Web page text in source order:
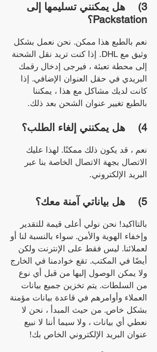
3)
هل يمكنني تسليمها إلى
Packstation؟
نعم بالطبع هذا ممكن. نحن نعمل بشكل
وثيق مع DHL. إذا كنت تريد نقل الشحنة
إلى محطة تعبئة ، فيرجى إدخال رقمك
البريدي في حقل العنوان الإضافي. إذا
كانت لديك مشاكل مع هذا ، يمكننا
بالطبع تغيير عنوان الشحن بعد ذلك.
4) هل يمكنني إلغاء الطلب؟
نعم ، قد يكون ذلك ممكنًا. لهذا عليك
الاتصال بجهة الاتصال الخاصة بنا عبر
البريد الإلكتروني.
5) هل بياناتي آمنة معك؟
بالتااكيد! نحن نولي أعلى قيمة للتقدير
وإخفاء الهوية والأمن. سواء بالنسبة لنا أو
لعملائنا. ليس فقط على الإنترنت ولكن
أيضًا في المكتب. تقع خوادمنا في الخارج
ولا يمكن الوصول إليها من قبل أي نوع
من السلطات. يتم تخزين جميع بيانات
العملاء وأوامرهم في قاعدة بيانات مؤمنة
بشكل خاص. من حيث المبدأ ، نحن لا
نعطي أي بيانات ، ولا سيما أننا لا نبيع
عنوان البريد الإلكتروني الخاص بك!